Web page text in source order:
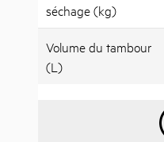
séchage (kg)
Volume du tambour
(L)